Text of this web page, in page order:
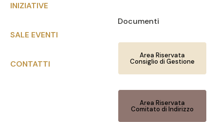
INIZIATIVE
SALE EVENTI
CONTATTI
Documenti
Area Riservata
Consiglio di Gestione
Area Riservata
Comitato di Indirizzo